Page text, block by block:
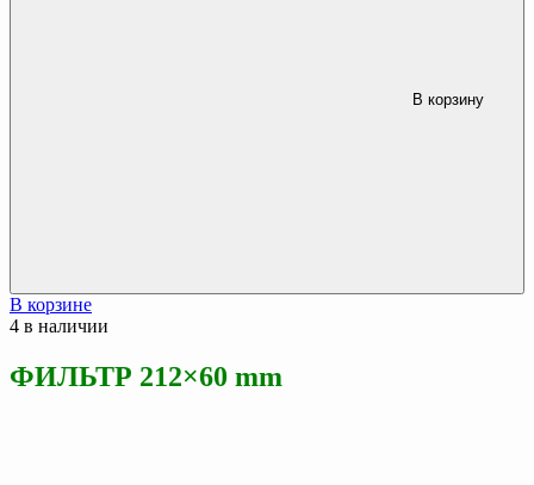
В корзине
4 в наличии
ФИЛЬТР 212×60 mm